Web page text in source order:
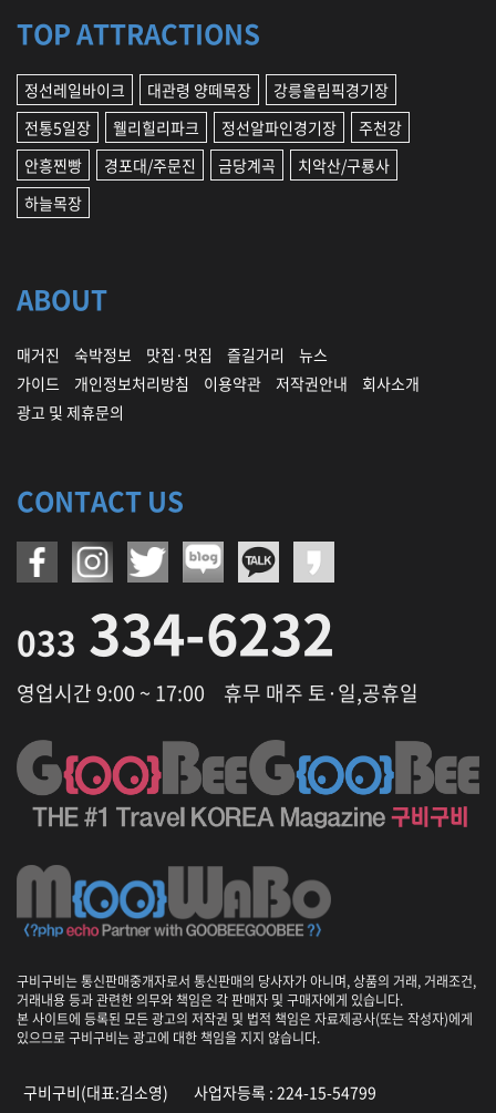
TOP ATTRACTIONS
정선레일바이크 대관령 양떼목장
강릉올림픽경기장
전통5일장
웰리힐리파크 정선알파인경기장
주천강
안흥찐빵
경포대/주문진 금당계곡
치악산/구룡사
하늘목장
ABOUT
매거진 숙박정보 맛집·멋집 즐길거리
뉴스
가이드
개인정보처리방침 이용약관 저작권안내
회사소개
광고 및 제휴문의
CONTACT US
033 334-6232
영업시간 9:00 ~ 17:00 휴무 매주 토·일,공휴일
구비구비는 통신판매중개자로서 통신판매의 당사자가 아니며, 상품의 거래, 거래조건,
거래내용 등과 관련한 의무와 책임은 각 판매자 및 구매자에게 있습니다.
본 사이트에 등록된 모든 광고의 저작권 및 법적 책임은 자료제공사(또는 작성자)에게
있으므로 구비구비는 광고에 대한 책임을 지지 않습니다.
구비구비(대표:김소영)
사업자등록 : 224-15-54799